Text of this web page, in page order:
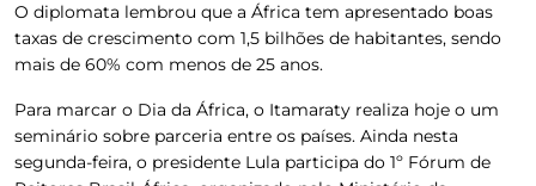
O diplomata lembrou que a África tem apresentado boas
taxas de crescimento com 1,5 bilhões de habitantes, sendo
mais de 60% com menos de 25 anos.
Para marcar o Dia da África, o Itamaraty realiza hoje o um
seminário sobre parceria entre os países. Ainda nesta
segunda-feira, o presidente Lula participa do 1º Fórum de